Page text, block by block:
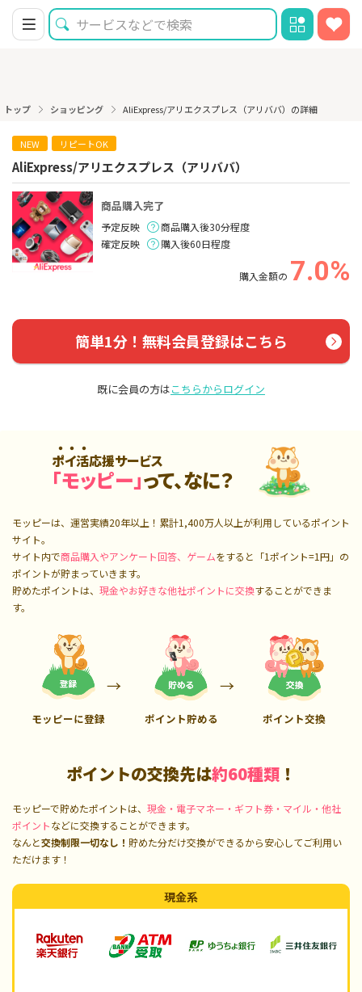
トップ ショッピング AliExpress/アリエクスプレス（アリババ）の詳細
NEW リピートOK
AliExpress/アリエクスプレス（アリババ）
商品購入完了
予定反映
商品購入後30分程度
確定反映
購入後60日程度
購入金額の 7.0%
簡単1分！無料会員登録はこちら
既に会員の方はこちらからログイン
ポイ活応援サービス
「モッピー」って、なに？
モッピーは、運営実績20年以上！累計1,400万人以上が利用しているポイント
サイト。
サイト内で商品購入やアンケート回答、ゲームをすると「1ポイント=1円」の
ポイントが貯まっていきます。
貯めたポイントは、 現金やお好きな他社ポイントに交換することができま
す。
モッピーに登録 ポイント貯める ポイント交換
ポイントの交換先は約60種類 ！
モッピーで貯めたポイントは、 現金・電子マネー・ギフト券・マイル・他社
ポイントなどに交換することができます。
なんと交換制限一切なし！ 貯めた分だけ交換ができるから安心してご利用い
ただけます！
現金系